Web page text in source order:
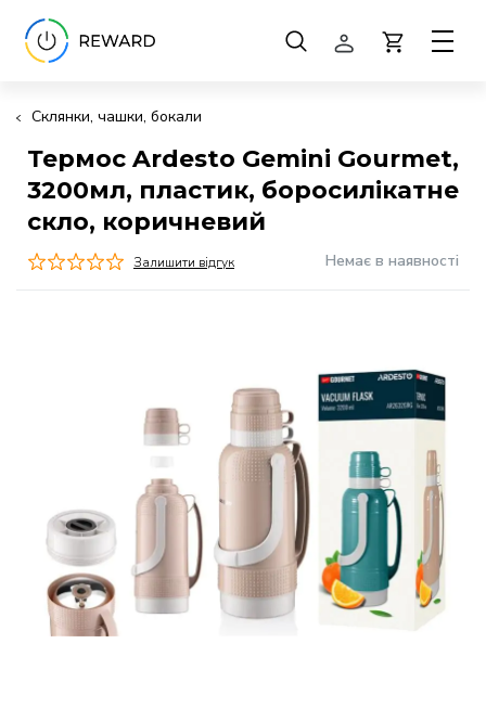
Склянки, чашки, бокали
Термос Ardesto Gemini Gourmet,
3200мл, пластик, боросилікатне
скло, коричневий
Залишити відгук Немає в наявності